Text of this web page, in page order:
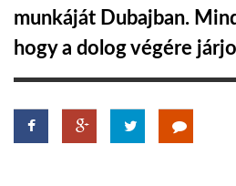
HÍR3D
GLOBOTV
munkáját Dubajban.
hogy a dolog végére